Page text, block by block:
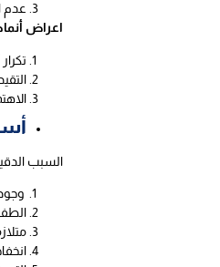
عدم
اعراض
السبب